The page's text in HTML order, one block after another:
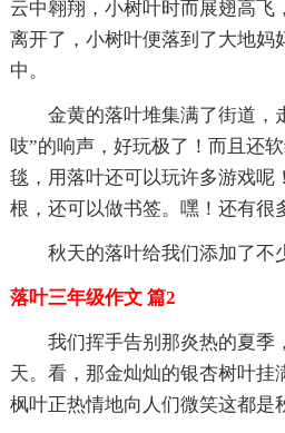
云中翱翔，小树叶时而展翅高飞
离开了，小树叶便落到了大地妈
中。
金黄的落叶堆集满了街道，
吱”的响声，好玩极了！而且还
毯，用落叶还可以玩许多游戏呢
根，还可以做书签。嘿！还有很
秋天的落叶给我们添加了不
落叶三年级作文 篇2
我们挥手告别那炎热的夏季
天。看，那金灿灿的银杏树叶挂
枫叶正热情地向人们微笑这都是